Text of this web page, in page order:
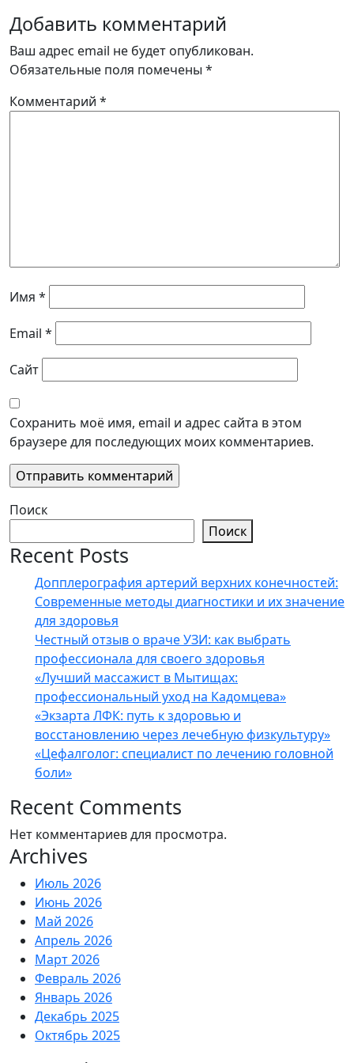
Добавить комментарий
Ваш адрес email не будет опубликован.
Обязательные поля помечены *
Комментарий *
Имя *
Email *
Сайт
Сохранить моё имя, email и адрес сайта в этом
браузере для последующих моих комментариев.
Поиск
Поиск
Recent Posts
Допплерография артерий верхних конечностей:
Современные методы диагностики и их значение
для здоровья
Честный отзыв о враче УЗИ: как выбрать
профессионала для своего здоровья
«Лучший массажист в Мытищах:
профессиональный уход на Кадомцева»
«Экзарта ЛФК: путь к здоровью и
восстановлению через лечебную физкультуру»
«Цефалголог: специалист по лечению головной
боли»
Recent Comments
Нет комментариев для просмотра.
Archives
Июль 2026
Июнь 2026
Май 2026
Апрель 2026
Март 2026
Февраль 2026
Январь 2026
Декабрь 2025
Октябрь 2025